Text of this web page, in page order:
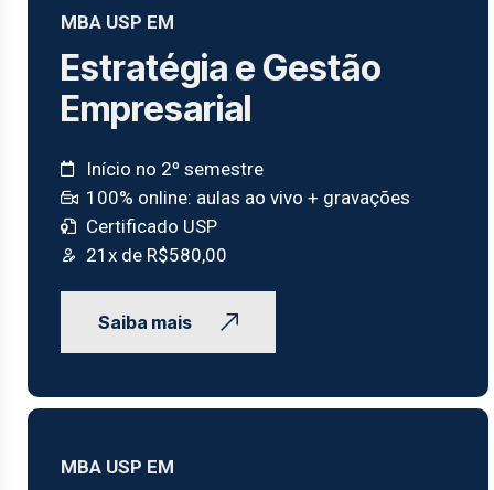
MBA USP EM
Estratégia e Gestão
Empresarial
Início no 2º semestre
100% online: aulas ao vivo + gravações
Certificado USP
21x de R$580,00
Saiba mais
MBA USP EM